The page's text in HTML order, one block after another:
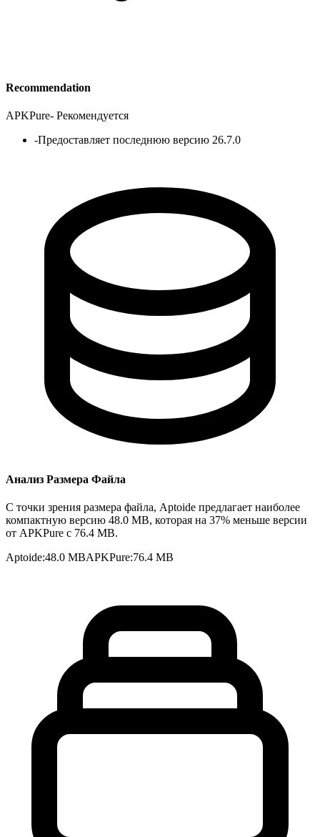
Recommendation
APKPure- Рекомендуется
-Предоставляет последнюю версию 26.7.0
Анализ Размера Файла
С точки зрения размера файла, Aptoide предлагает наиболее
компактную версию 48.0 MB, которая на 37% меньше версии
от APKPure с 76.4 MB.
Aptoide:48.0 MBAPKPure:76.4 MB